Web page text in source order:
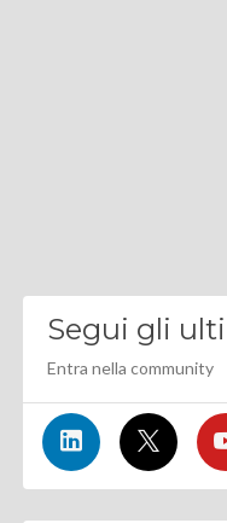
Segui gli
Entra nella community